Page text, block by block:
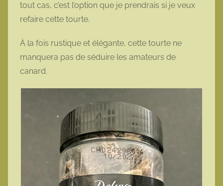
tout cas, c’est l’option que je prendrais si je veux
refaire cette tourte.
À la fois rustique et élégante, cette tourte ne
manquera pas de séduire les amateurs de
canard.